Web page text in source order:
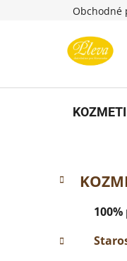
Obchodné
B
ý
Preskočiť
kategórie
K
a
g
ó